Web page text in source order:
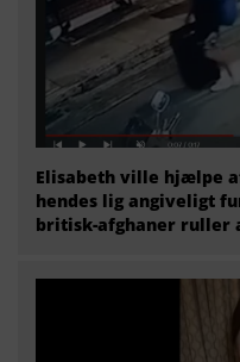
Elisabeth ville hjælpe
hendes lig angiveligt
britisk-afghaner ruller